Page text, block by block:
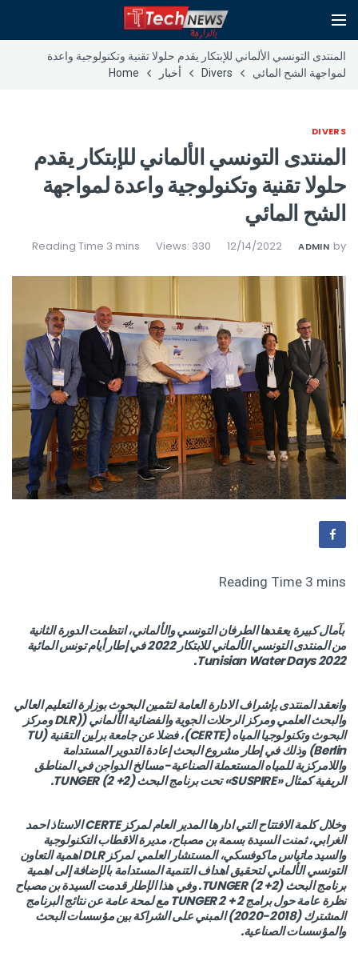
المنتدى التونسي الألماني للإبتكار يقدم حلولا تقنية وتكنولوجية واعدة
لمواجهة الشح المائي
Divers أخبار Home
DIVERS
المنتدى التونسي الألماني للإبتكار يقدم
حلولا تقنية وتكنولوجية واعدة لمواجهة
الشح المائي
by
ADMIN
12/14/2022
Views: 330
بآمال كبيرة يعقدها الطرفان التونسي والألماني، انتظمت الدورة الثانية
من المنتدى التونسي الألماني للابتكار 2022 في إطار أيام تونس المائية
Tunisian Water Days 2022.
وانعقد المنتدى بإشراف الادارة العامة لتثمين البحوث بوزارة التعليم العالي
والبحث العلمي ومركز الرحلات الجوية والفضائية الألماني ((DLR ومركز
البحوث وتكنولوجيا المياه (CERTE)، فضلا عن جامعة برلين التقنية (TU
Berlin) وذلك في إطار مشروع البحث إعادة التدوير المستدامة
واللامركزية للمياه المستعملة الصناعية-مسالخ الدواجن في المناطق
الريفية كمثال «SUSPIRE» تحت برنامج البحث (2+ 2) TUNGER.
وخلال كلمة الافتتاح التي ادارها المدير العام لمركز CERTE الاستاذ احمد
الغرابي، ثمنت السيدة بسمة بن مصباح، مديرة الاقطاب التكنولوجية
والسيد ماتياس ماكوفسكي، المستشار العلمي لمركز DLR اهمية التعاون
التونسي الألماني لتحقيق اهداف التنمية المستدامة بالإضافة إلى اهمية
برنامج البحث (2+ 2) TUNGER. وفي هذا الإطار قدمت السيدة بن مصباح
نظرة عامة حول برامج TUNGER 2 + 2 مع لمحة عامة عن نتائج البرنامج
المشترك (2018-2020) المبني على الشراكة بين مؤسسات البحث
والمؤسسات الصناعية.